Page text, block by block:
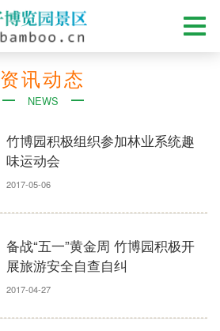
资讯动态
NEWS
竹博园积极组织参加林业系统趣
味运动会
2017-05-06
备战“五一”黄金周 竹博园积极开
展旅游安全自查自纠
2017-04-27